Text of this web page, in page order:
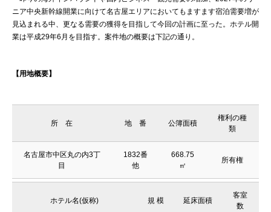
ニア中央新幹線開業に向けて名古屋エリアにおいてもますます宿泊需要増が
見込まれる中、更なる需要の獲得を目指して今回の計画に至った。ホテル開
業は平成29年6月を目指す。案件地の概要は下記の通り。
【用地概要】
所 在 地 番 公簿面積
権利の種
類
名古屋市中区丸の内3丁
目
1832番
他
668.75
㎡
所有権
ホテル名(仮称) 規 模 延床面積
客室
数